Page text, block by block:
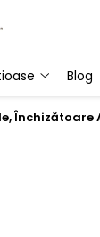
Blog
Închizătoare